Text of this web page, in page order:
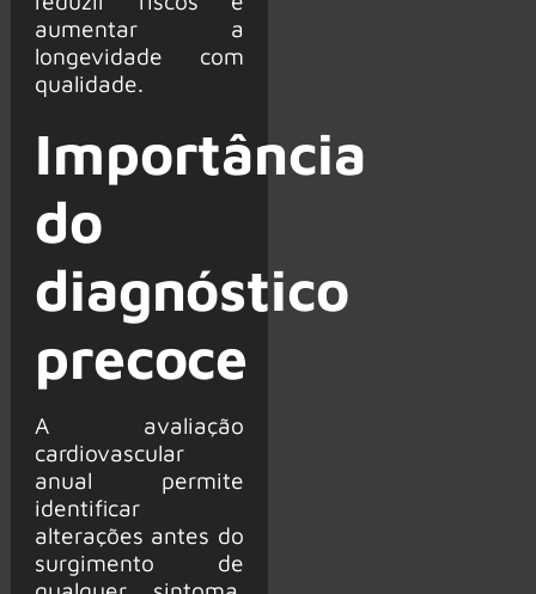
aumentar a
longevidade com
qualidade.
Importância
do
diagnóstico
precoce
A avaliação
cardiovascular
anual permite
identificar
alterações antes do
surgimento de